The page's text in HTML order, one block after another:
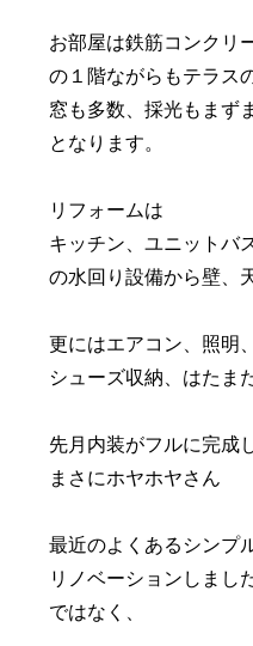
お部屋は鉄筋コンクリ
の１階ながらもテラス
窓も多数、採光もまず
となります。
リフォームは
キッチン、ユニットバ
の水回り設備から壁、
更にはエアコン、照明
シューズ収納、はたま
先月内装がフルに完成
まさにホヤホヤさん
最近のよくあるシンプ
リノベーションしまし
ではなく、